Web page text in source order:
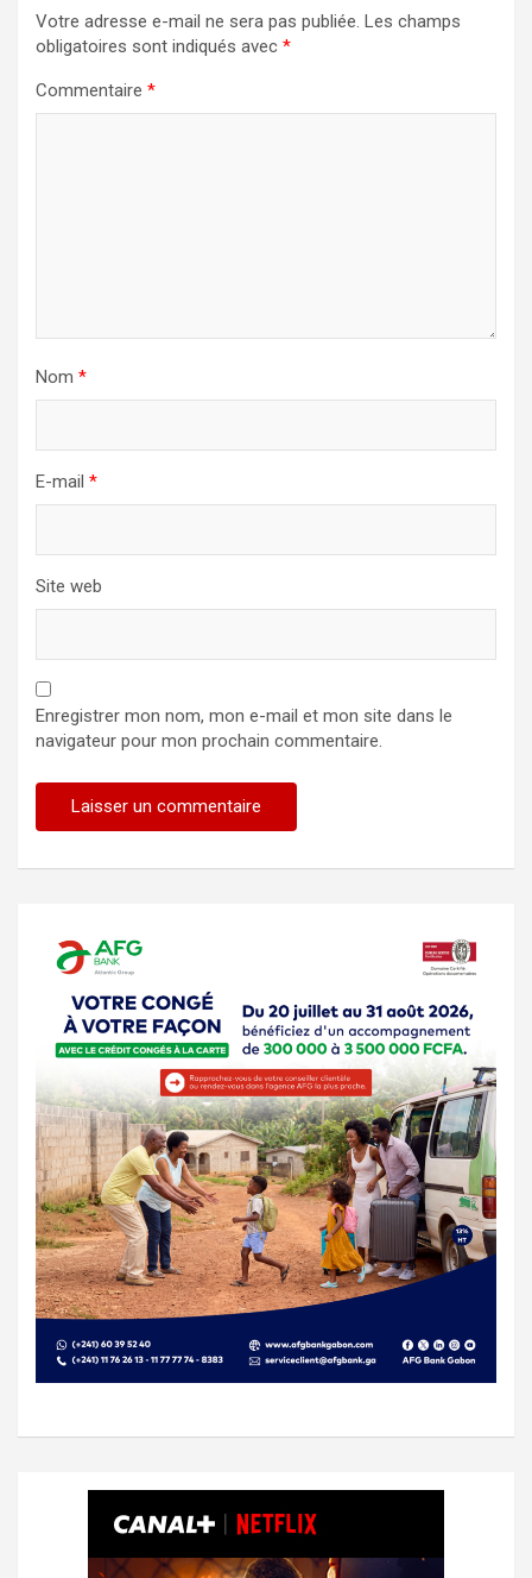
Votre adresse e-mail ne sera pas publiée. Les champs
obligatoires sont indiqués avec *
Commentaire *
Nom *
E-mail *
Site web
Enregistrer mon nom, mon e-mail et mon site dans le
navigateur pour mon prochain commentaire.